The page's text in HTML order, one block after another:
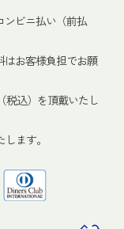
ンビニ払い（前払
はお客様負担でお願
税込）を頂戴いたし
ます。